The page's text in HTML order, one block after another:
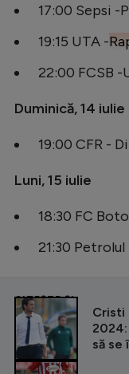
17:00 Sepsi -
19:15 UTA -
22:00 FCSB -
Duminică, 14 iulie
19:00 CFR -
Luni, 15 iulie
18:30 FC
21:30
CITEȘTE ȘI
Cristi
să se